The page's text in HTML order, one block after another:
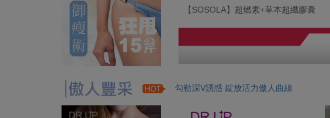
【SOSOLA】超燃素+草本超纖膠囊
勾勒深V誘惑 綻放活力傲人曲線